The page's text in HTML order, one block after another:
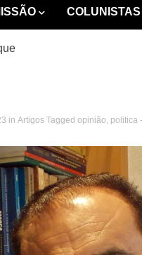
COLUNISTAS
in Artigos Tagged opinião, politica